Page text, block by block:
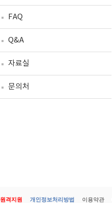
FAQ
Q&A
자료실
문의처
원격지원 개인정보처리방법 이용약관